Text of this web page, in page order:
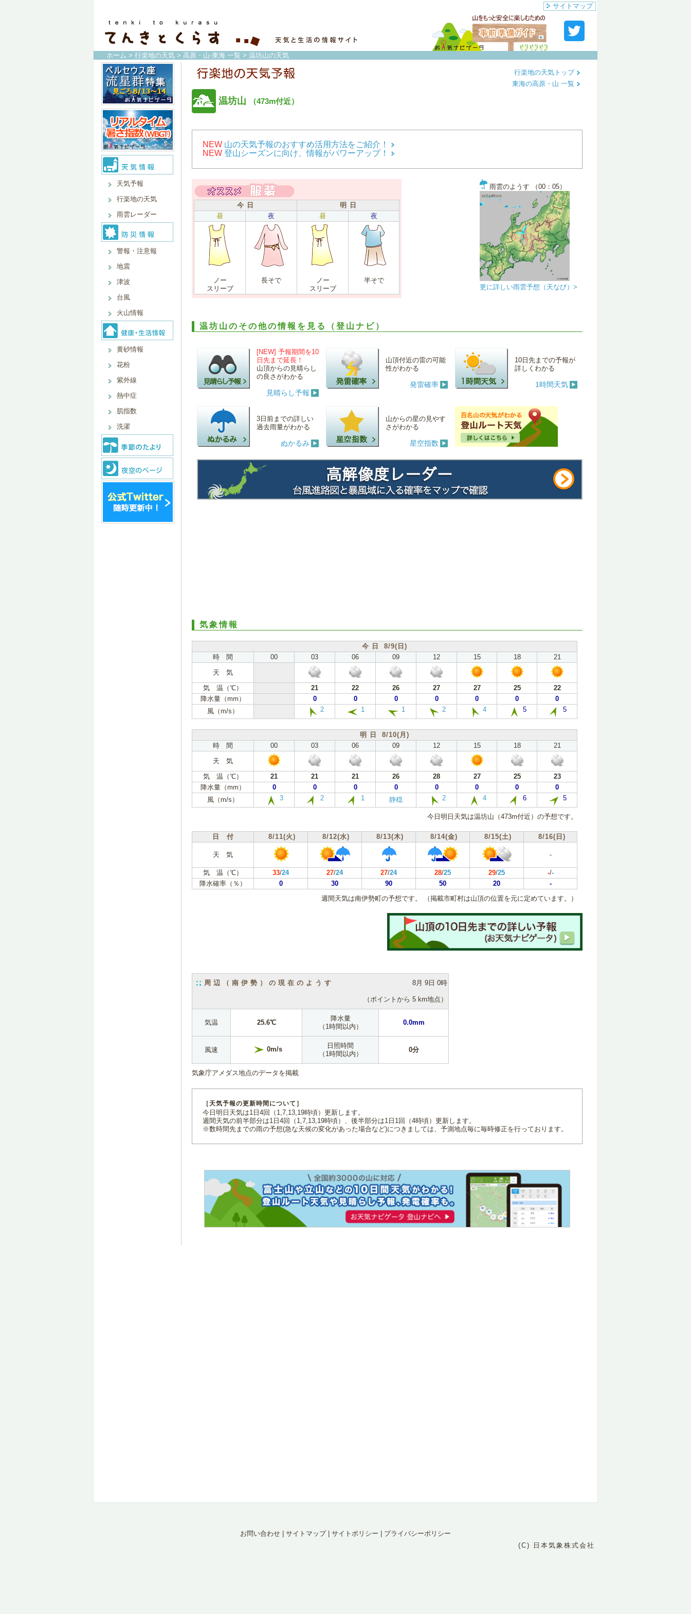
サイトマップ
ホーム > 行楽地の天気 > 高原・山-東海 一覧 > 温坊山の天気
天気予報
行楽地の天気
雨雲レーダー
警報・注意報
地震
津波
台風
火山情報
黄砂情報
花粉
紫外線
熱中症
肌指数
洗濯
温坊山 （473m付近）
行楽地の天気トップ
東海の高原・山 一覧
NEW 山の天気予報のおすすめ活用方法をご紹介！
NEW 登山シーズンに向け、情報がパワーアップ！
今 日
明 日
昼
夜 昼 夜
ノー
スリーブ
長そで
ノー
スリーブ
半そで
雨雲のようす （00：05）
更に詳しい雨雲予想（天なび）>
温坊山のその他の情報を見る（登山ナビ）
[NEW] 予報期間を10
日先まで延長！
山頂からの見晴らし
の良さがわかる
見晴らし予報
山頂付近の雷の可能
性がわかる
発雷確率
10日先までの予報が
詳しくわかる
1時間天気
3日前までの詳しい
過去雨量がわかる
ぬかるみ
山からの星の見やす
さがわかる
星空指数
気象情報
今 日 8/9(日)
時 間
00 03 06 09 12 15 18
21
天 気
気 温（℃）
21 22 26 27 27 25
22
降水量（mm）
0 0 0 0 0 0
0
風（m/s）
2 1 1 2 4 5 5
明 日 8/10(月)
時 間
00 03 06 09 12 15 18
21
天 気
気 温（℃）
21 21 21 26 28 27 25
23
降水量（mm）
0 0 0 0 0 0 0
0
風（m/s）
3 2 1 静穏 2 4 6 5
今日明日天気は温坊山（473m付近）の予想です。
日 付 8/11(火) 8/12(水) 8/13(木) 8/14(金) 8/15(土) 8/16(日)
天 気 -
気 温（℃） 33/24 27/24 27/24 28/25 29/25 -/-
降水確率（％）
0 30 90 50 20
-
週間天気は南伊勢町の予想です。
（掲載市町村は山頂の位置を元に定めています。）
周辺（南伊勢）の現在のようす 8月 9日 0時
（ポイントから 5 km地点）
気温 25.6℃
降水量
（1時間以内）
0.0mm
風速 0m/s
日照時間
（1時間以内）
0分
気象庁アメダス地点のデータを掲載
［天気予報の更新時間について］
今日明日天気は1日4回（1,7,13,19時頃）更新します。
週間天気の前半部分は1日4回（1,7,13,19時頃）、後半部分は1日1回（4時頃）更新します。
※数時間先までの雨の予想(急な天候の変化があった場合など)につきましては、予測地点毎に毎時修正を行っております。
お問い合わせ サイトマップ| サイトポリシー
プライバシーポリシー
(C) 日本気象株式会社